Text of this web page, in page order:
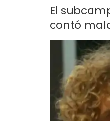
El
contó